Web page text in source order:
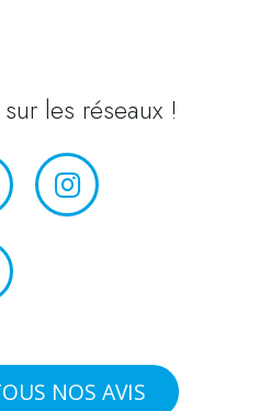
les réseaux !
NOS AVIS